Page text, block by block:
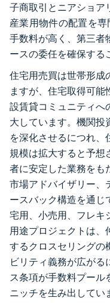
子商取引とニアショア
産業用物件の配置を
手数料が高く、第三者
ースの委任を確保する
住宅用売買は世帯形成
ますが、住宅取得可
設賃貸コミュニティへ
大しています。機関投
を深化させるにつれ
規模は拡大すると予想
者に安定した業務をも
市場アドバイザリー、
ースバック構造を通じ
宅用、小売用、フレキ
用途プロジェクトは、
するクロスセリングの
ビリティ義務が広が
ス条項が手数料プール
ニッチを生み出してい